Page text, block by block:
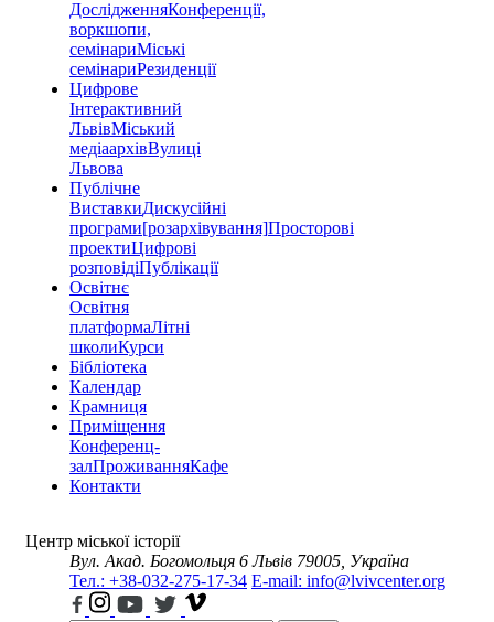
ДослідженняКонференції,
воркшопи,
семінариМіські
семінариРезиденції
Цифрове
Інтерактивний
ЛьвівМіський
медіаархівВулиці
Львова
Публічне
ВиставкиДискусійні
програми[розархівування]Просторові
проектиЦифрові
розповідіПублікації
Освітнє
Освітня
платформаЛітні
школиКурси
Бібліотека
Календар
Крамниця
Приміщення
Конференц-
залПроживанняКафе
Контакти
Центр міської історії
Вул. Акад. Богомольця 6 Львів 79005, Україна
Тел.: +38-032-275-17-34 E-mail: info@lvivcenter.org